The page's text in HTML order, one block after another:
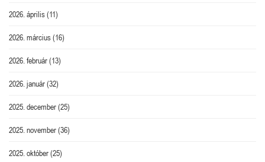
2026. április(11)
2026. március(16)
2026. február(13)
2026. január(32)
2025. december(25)
2025. november(36)
2025. október(25)